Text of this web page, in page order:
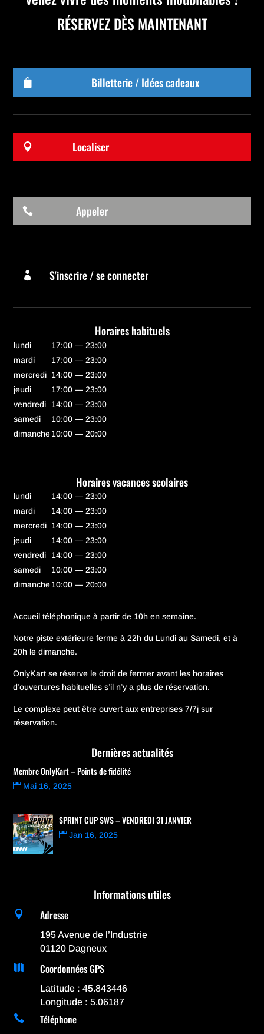
RÉSERVEZ DÈS MAINTENANT
 Billetterie / Idées cadeaux
 Localiser
 Appeler
 S'inscrire / se connecter
Horaires habituels
lundi
17:00 — 23:00
mardi
17:00 — 23:00
mercredi 14:00 — 23:00
jeudi
17:00 — 23:00
vendredi
14:00 — 23:00
samedi
10:00 — 23:00
dimanche10:00 — 20:00
Horaires vacances scolaires
lundi
14:00 — 23:00
mardi
14:00 — 23:00
mercredi 14:00 — 23:00
jeudi
14:00 — 23:00
vendredi
14:00 — 23:00
samedi
10:00 — 23:00
dimanche10:00 — 20:00
Accueil téléphonique à partir de 10h en semaine.
Notre piste extérieure ferme à 22h du Lundi au Samedi, et à
20h le dimanche.
OnlyKart se réserve le droit de fermer avant les horaires
d’ouvertures habituelles s’il n’y a plus de réservation.
Le complexe peut être ouvert aux entreprises 7/7j sur
réservation.
Dernières actualités
Membre OnlyKart – Points de fidélité
Mai 16, 2025
SPRINT CUP SWS – VENDREDI 31 JANVIER
Jan 16, 2025
Informations utiles
 Adresse
195 Avenue de l’Industrie
01120 Dagneux
 Coordonnées GPS
Latitude : 45.843446
Longitude : 5.06187
 Téléphone